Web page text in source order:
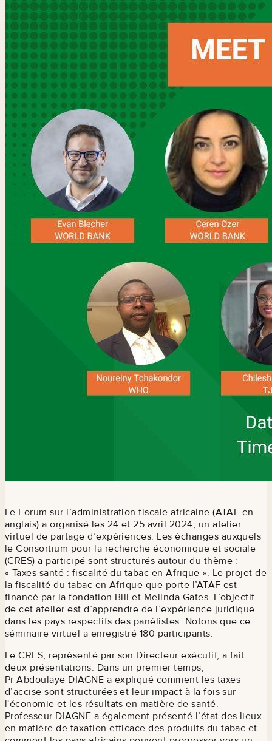
Le Forum sur l’administration fiscale africaine (ATAF en
anglais) a organisé les 24 et 25 avril 2024, un atelier
virtuel de partage d’expériences. Les échanges auxquels
le Consortium pour la recherche économique et sociale
(CRES) a participé sont structurés autour du thème :
« Taxes santé : fiscalité du tabac en Afrique ». Le projet de
la fiscalité du tabac en Afrique que porte l’ATAF est
financé par la fondation Bill et Melinda Gates. L’objectif
de cet atelier est d’apprendre de l’expérience juridique
dans les pays respectifs des panélistes. Notons que ce
séminaire virtuel a enregistré 180 participants.
Le CRES, représenté par son Directeur exécutif, a fait
deux présentations. Dans un premier temps,
Pr Abdoulaye DIAGNE a expliqué comment les taxes
d’accise sont structurées et leur impact à la fois sur
l'économie et les résultats en matière de santé.
Professeur DIAGNE a également présenté l’état des lieux
en matière de taxation efficace des produits du tabac et